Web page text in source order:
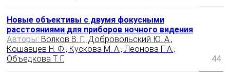
Новые объективы с двумя фокусными
расстояниями для приборов ночного видения
Авторы: Волков В. Г., Добровольский Ю. А.,
Кошавцев Н. Ф., Кускова М. А., Леонова Г. А.,
Объедкова Т. Г.
44